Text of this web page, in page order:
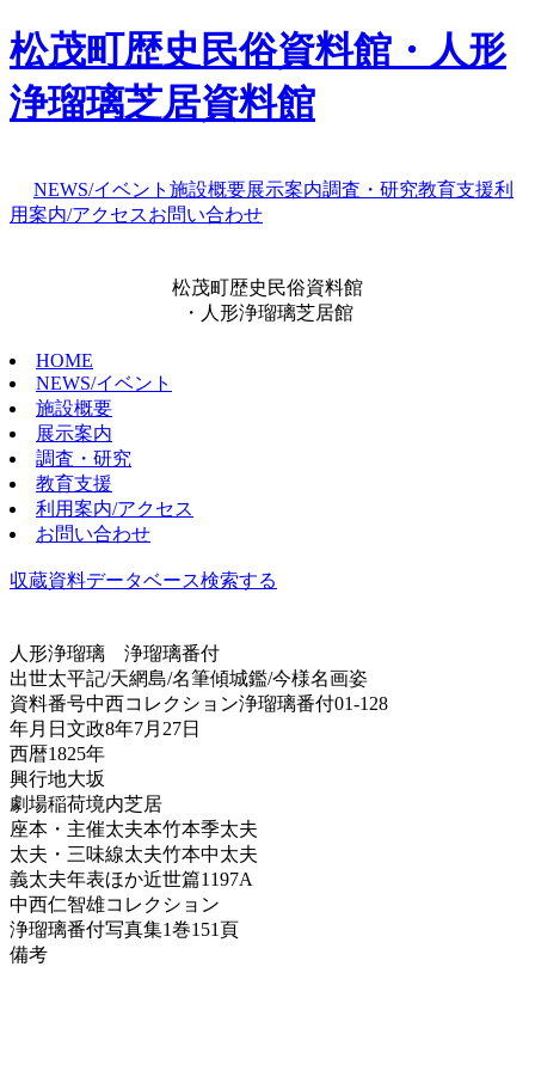
松茂町歴史民俗資料館・人形
浄瑠璃芝居資料館
NEWS/イベント 施設概要展示案内調査・研究教育支援利
用案内/アクセスお問い合わせ
松茂町歴史民俗資料館
・人形浄瑠璃芝居館
HOME
NEWS/イベント
施設概要
展示案内
調査・研究
教育支援
利用案内/アクセス
お問い合わせ
収蔵資料データベース検索する
人形浄瑠璃 浄瑠璃番付
出世太平記/天網島/名筆傾城鑑/今様名画姿
資料番号中西コレクション浄瑠璃番付01-128
年月日 文政8年7月27日
西暦1825年
興行地大坂
劇場稲荷境内芝居
座本・主催太夫本竹本季太夫
太夫・三味線太夫竹本中太夫
義太夫年表ほか近世篇1197A
中西仁智雄コレクション
浄瑠璃番付写真集1巻151頁
備考